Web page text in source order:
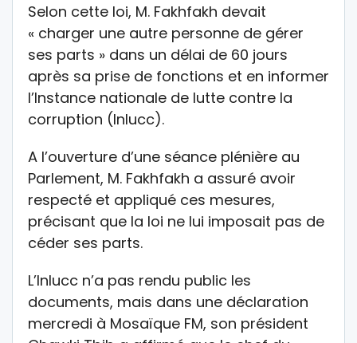
Selon cette loi, M. Fakhfakh devait
« charger une autre personne de gérer
ses parts » dans un délai de 60 jours
après sa prise de fonctions et en informer
l’Instance nationale de lutte contre la
corruption (Inlucc).
A l’ouverture d’une séance plénière au
Parlement, M. Fakhfakh a assuré avoir
respecté et appliqué ces mesures,
précisant que la loi ne lui imposait pas de
céder ses parts.
L’Inlucc n’a pas rendu public les
documents, mais dans une déclaration
mercredi à Mosaïque FM, son président